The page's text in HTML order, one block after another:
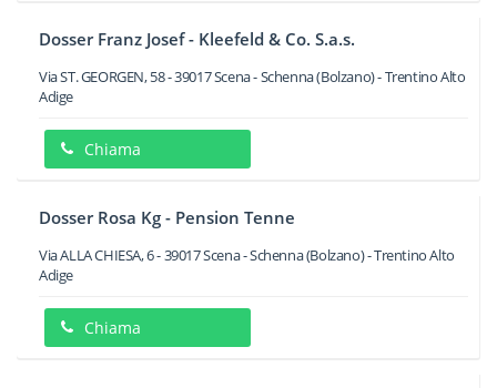
Dosser Franz Josef - Kleefeld & Co. S.a.s.
Via ST. GEORGEN, 58-39017Scena - Schenna(Bolzano) -Trentino Alto
Adige
Chiama
Dosser Rosa Kg - Pension Tenne
Via ALLA CHIESA, 6-39017Scena - Schenna(Bolzano) -Trentino Alto
Adige
Chiama